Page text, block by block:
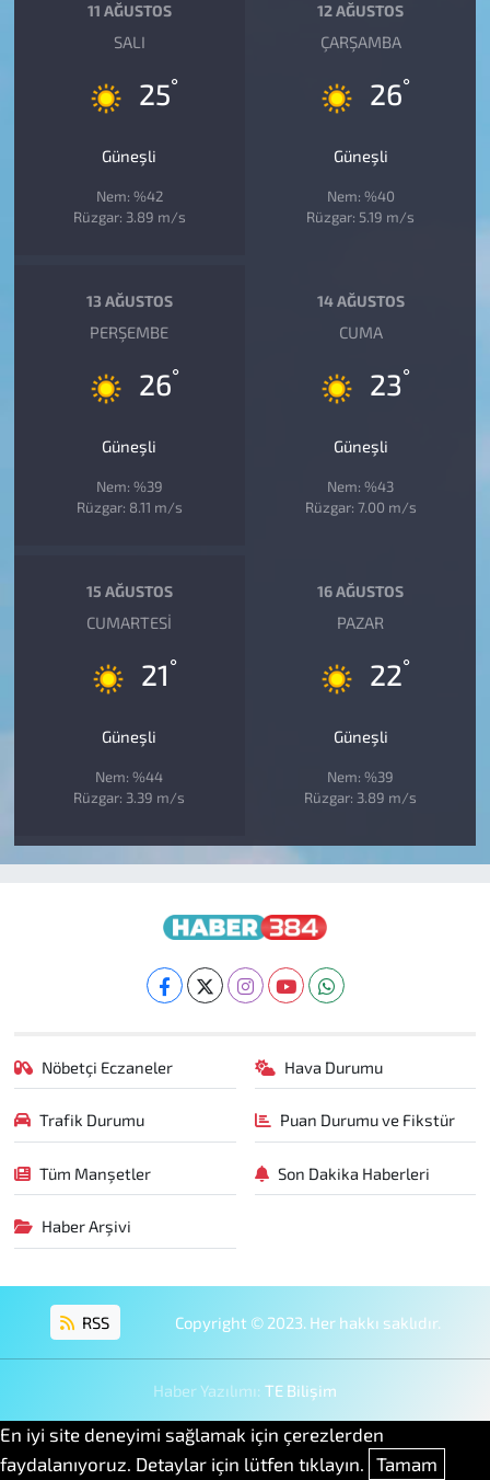
11 AĞUSTOS
SALI
25°
Güneşli
Nem: %42
Rüzgar: 3.89 m/s
12 AĞUSTOS
ÇARŞAMBA
26°
Güneşli
Nem: %40
Rüzgar: 5.19 m/s
13 AĞUSTOS
PERŞEMBE
26°
Güneşli
Nem: %39
Rüzgar: 8.11 m/s
14 AĞUSTOS
CUMA
23°
Güneşli
Nem: %43
Rüzgar: 7.00 m/s
15 AĞUSTOS
CUMARTESI
21°
Güneşli
Nem: %44
Rüzgar: 3.39 m/s
16 AĞUSTOS
PAZAR
22°
Güneşli
Nem: %39
Rüzgar: 3.89 m/s
Nöbetçi Eczaneler Hava Durumu
Trafik Durumu Puan Durumu ve Fikstür
Tüm Manşetler Son Dakika Haberleri
Haber Arşivi
RSS Copyright © 2023. Her hakkı saklıdır.
Haber Yazılımı: TE Bilişim
En iyi site deneyimi sağlamak için çerezlerden
faydalanıyoruz. Detaylar için lütfen tıklayın. Tamam